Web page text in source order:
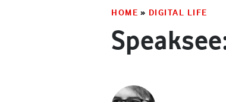
HOME » DIGITAL LIFE